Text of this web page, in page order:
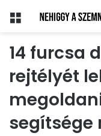
Menü
14 furcsa
rejtélyét
segítsége